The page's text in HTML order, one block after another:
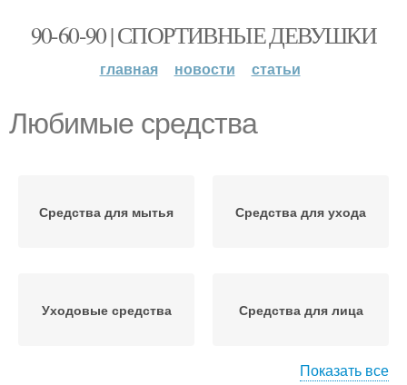
90-60-90 | СПОРТИВНЫЕ ДЕВУШКИ
главная новости статьи
Любимые средства
Средства для мытья Средства для ухода
Уходовые средства Средства для лица
Показать все